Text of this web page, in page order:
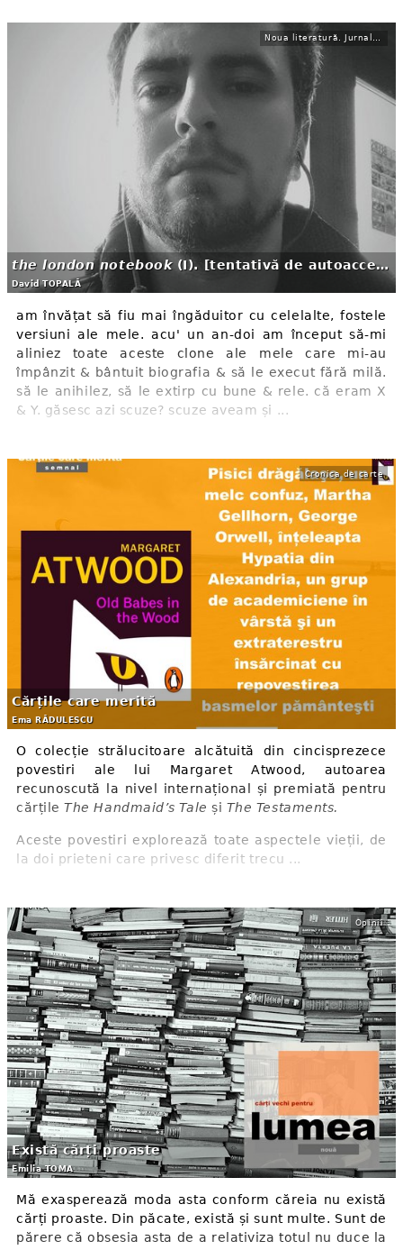
Noua literatură. Jurnal de scriitor
the london notebook(I). [tentativă de autoacceptare]
David TOPALĂ
am învățat să fiu mai îngăduitor cu celelalte, fostele
versiuni ale mele. acu' un an-doi am început să-mi
aliniez toate aceste clone ale mele care mi-au
împânzit & bântuit biografia & să le execut fără milă.
să le anihilez, să le extirp cu bune & rele. că eram X
& Y. găsesc azi scuze? scuze aveam și ...
Cronica de carte
Cărțile care merită
Ema RĂDULESCU
O colecție strălucitoare alcătuită din cincisprezece
povestiri ale lui Margaret Atwood, autoarea
recunoscută la nivel internațional și premiată pentru
cărțileThe Handmaid’s Tale și The Testaments.
Aceste povestiri explorează toate aspectele vieții, de
la doi prieteni care privesc diferit trecu ...
Opinii
Există cărți proaste
Emilia TOMA
Mă exasperează moda asta conform căreia nu există
cărți proaste. Din păcate, există și sunt multe. Sunt de
părere că obsesia asta de a relativiza totul nu duce la